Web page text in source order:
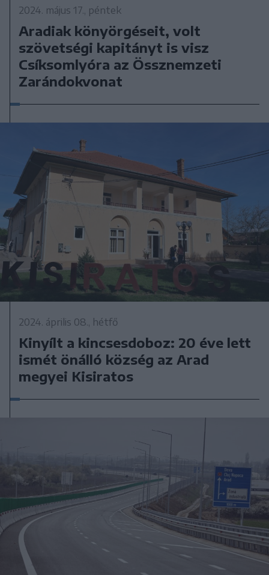
2024. május 17., péntek
Aradiak könyörgéseit, volt
szövetségi kapitányt is visz
Csíksomlyóra az Össznemzeti
Zarándokvonat
2024. április 08., hétfő
Kinyílt a kincsesdoboz: 20 éve lett
ismét önálló község az Arad
megyei Kisiratos